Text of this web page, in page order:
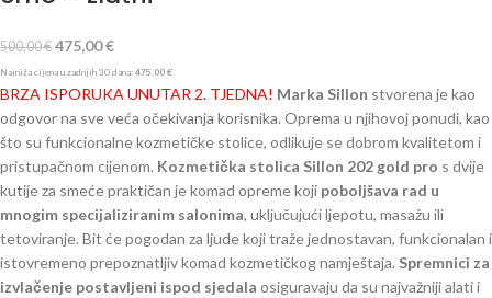
500,00€ 475,00€
Najniža cijena u zadnjih 30 dana: 475,00 €
BRZA ISPORUKA UNUTAR 2. TJEDNA! Marka Sillon stvorena je kao
odgovor na sve veća očekivanja korisnika. Oprema u njihovoj ponudi, kao
što su funkcionalne kozmetičke stolice, odlikuje se dobrom kvalitetom i
pristupačnom cijenom. Kozmetička stolica Sillon 202 gold pro s dvije
kutije za smeće praktičan je komad opreme koji poboljšava rad u
mnogim specijaliziranim salonima, uključujući ljepotu, masažu ili
tetoviranje. Bit će pogodan za ljude koji traže jednostavan, funkcionalan i
istovremeno prepoznatljiv komad kozmetičkog namještaja. Spremnici za
izvlačenje postavljeni ispod sjedala osiguravaju da su najvažniji alati i